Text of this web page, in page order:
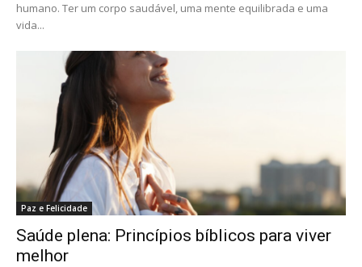
humano. Ter um corpo saudável, uma mente equilibrada e uma
vida...
Paz e Felicidade
Saúde plena: Princípios bíblicos para viver
melhor